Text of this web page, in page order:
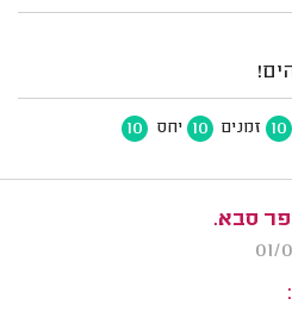
10 זמנים 10 יחס 10
סבא.